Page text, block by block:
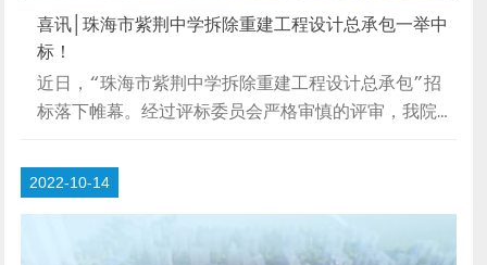
喜讯│珠海市紫荆中学拆除重建工程设计总承包一举中
标！
近日，“珠海市紫荆中学拆除重建工程设计总承包”招
标落下帷幕。经过评标委员会严格审慎的评审，我院方
洲区，东临凤凰北路，北临翠香路，南临教育路，东北
与香港港码头隔峡相望；周围1.5KM范围内有石溪公
洲一小、三小、四小、香洲第七中学等教育配套设施；
2022-10-14